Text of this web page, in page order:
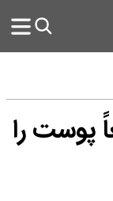
پوست را